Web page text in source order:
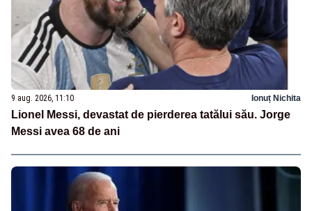
9 aug. 2026, 11:10 Ionuț Nichita
Lionel Messi, devastat de pierderea tatălui său. Jorge
Messi avea 68 de ani